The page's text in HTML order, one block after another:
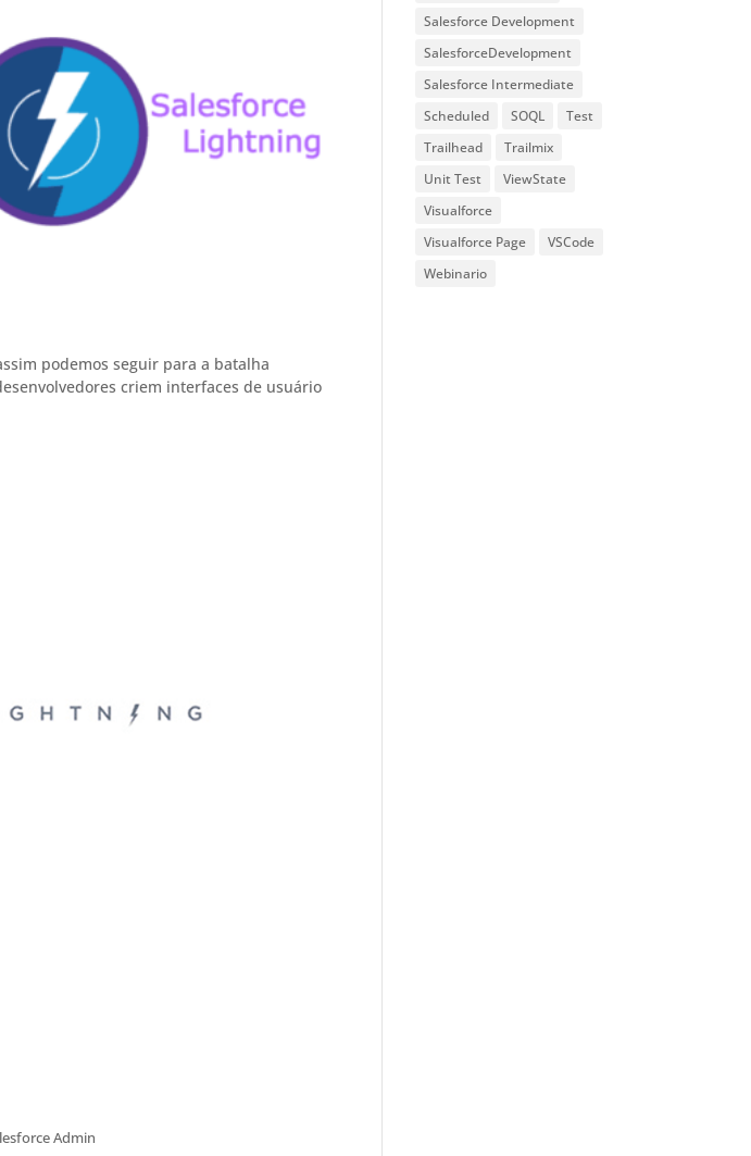
podemos seguir para a batalha
criem interfaces de usuário
Admin
Salesforce Development
SalesforceDevelopment
Salesforce Intermediate
Scheduled
SOQL
Test
Trailhead
Trailmix
Unit Test
ViewState
Visualforce
Visualforce Page
VSCode
Webinario